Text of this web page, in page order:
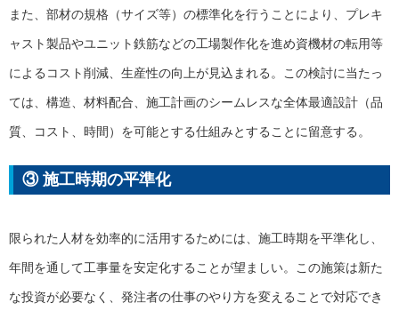
また、部材の規格（サイズ等）の標準化を行うことにより、プレキ
ャスト製品やユニット鉄筋などの工場製作化を進め資機材の転用等
によるコスト削減、生産性の向上が見込まれる。この検討に当たっ
ては、構造、材料配合、施工計画のシームレスな全体最適設計（品
質、コスト、時間）を可能とする仕組みとすることに留意する。
③ 施工時期の平準化
限られた人材を効率的に活用するためには、施工時期を平準化し、
年間を通して工事量を安定化することが望ましい。この施策は新た
な投資が必要なく、発注者の仕事のやり方を変えることで対応でき